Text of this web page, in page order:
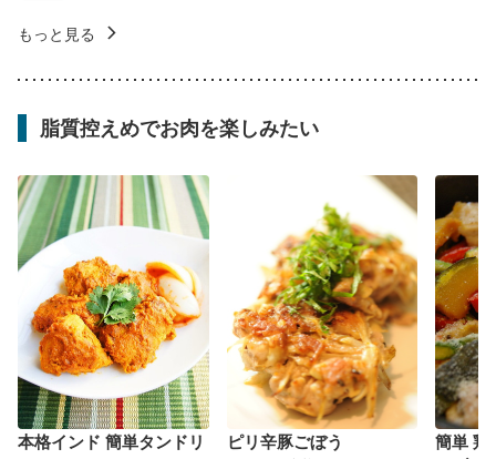
もっと見る
脂質控えめでお肉を楽しみたい
本格インド 簡単タンドリ
ピリ辛豚ごぼう
簡単 鶏